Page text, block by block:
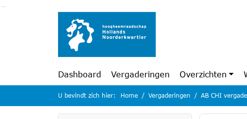
Ga naar de inhoud van deze pagina
Ga naar het zoeken
Ga naar het menu
Dashboard Vergaderingen Overzichten
U bevindt zich hier: Home Vergaderingen AB CHI